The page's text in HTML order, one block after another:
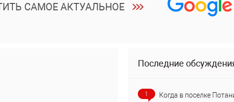
САМОЕ АКТУАЛЬНОЕ
Последние
1 Когда в поселке